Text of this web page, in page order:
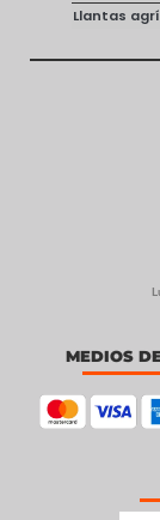
Llantas
MEDIOS